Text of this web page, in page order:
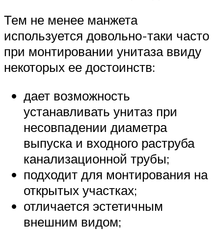
Тем не менее манжета
используется довольно-таки часто
при монтировании унитаза ввиду
некоторых ее достоинств:
дает возможность
устанавливать унитаз при
несовпадении диаметра
выпуска и входного раструба
канализационной трубы;
подходит для монтирования на
открытых участках;
отличается эстетичным
внешним видом;